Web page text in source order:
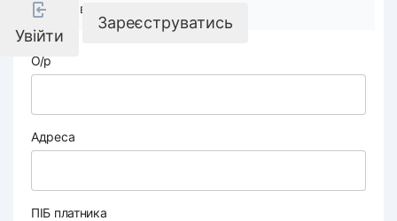
Увійти
Зареєструватись
Реквізити компанії
О/р
Адреса
ПІБ платника